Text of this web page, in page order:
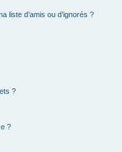
liste d’amis ou d’ignorés ?
?
?